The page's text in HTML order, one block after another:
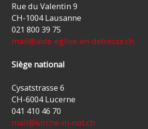
Rue du Valentin 9
CH-1004 Lausanne
021 800 39 75
mail@aide-eglise-en-detresse.ch
Siège national
Cysatstrasse 6
CH-6004 Lucerne
041 410 46 70
mail@kirche-in-not.ch